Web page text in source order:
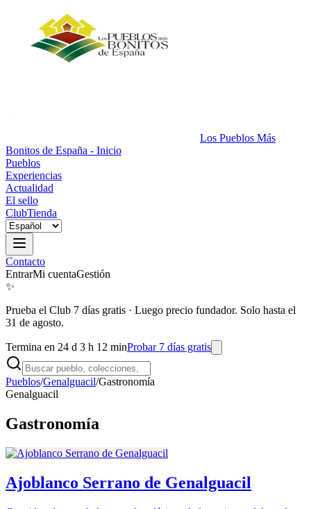
Los Pueblos Más
Bonitos de España - Inicio
Pueblos
Experiencias
Actualidad
El sello
ClubTienda
Contacto
EntrarMi cuentaGestión
✨
Prueba el Club 7 días gratis · Luego precio fundador. Solo hasta el
31 de agosto.
Termina en 24 d 3 h 12 minProbar 7 días gratis
Pueblos/Genalguacil/Gastronomía
Genalguacil
Gastronomía
Ajoblanco Serrano de Genalguacil